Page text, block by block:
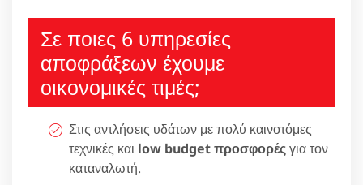
Σε ποιες 6 υπηρεσίες
αποφράξεων έχουμε
οικονομικές τιμές;
Στις αντλήσεις υδάτων με πολύ καινοτόμες
τεχνικές και low budget προσφορέςγια τον
καταναλωτή.